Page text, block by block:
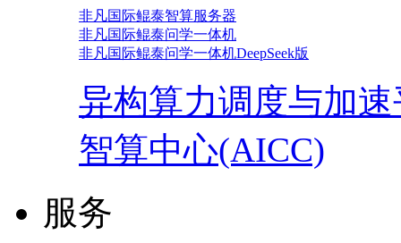
非凡国际鲲泰智算服务器
非凡国际鲲泰问学一体机
非凡国际鲲泰问学一体机DeepSeek版
异构算力调度与加
智算中心(AICC)
服务